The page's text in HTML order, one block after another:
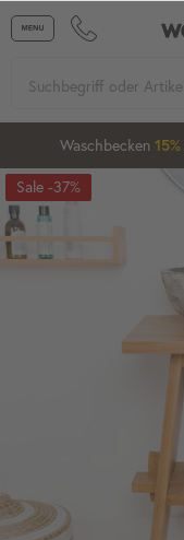
Waschbecken 15%
-37%